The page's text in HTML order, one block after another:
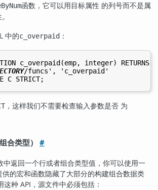
函数，它可以用目标属性 的列号而不是属
中的c_overpaid ：
c_overpaid(emp, integer) RETURNS
/funcs', 'c_overpaid'
，这样我们不需要检查输入参数是否 为
合类型） #
中返回一个行或者组合类型值，你可以使用一
的宏和函数隐藏了大部分的构建组合数据类
种 API，源文件中必须包括：